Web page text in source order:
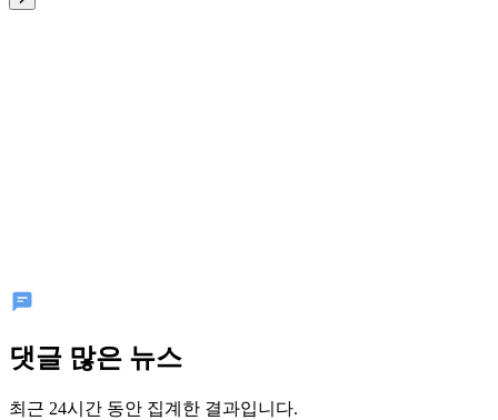
댓글 많은 뉴스
최근 24시간 동안 집계한 결과입니다.